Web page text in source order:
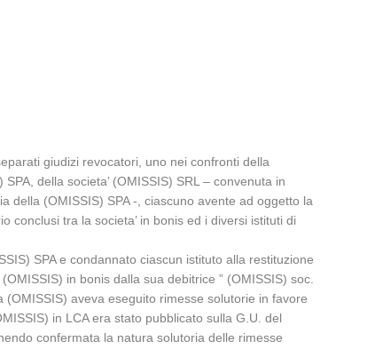
giudizi revocatori, uno nei confronti della
della societa’ (OMISSIS) SRL – convenuta in
della (OMISSIS) SPA -, ciascuno avente ad oggetto la
tra la societa’ in bonis ed i diversi istituti di
SPA e condannato ciascun istituto alla restituzione
in bonis dalla sua debitrice ” (OMISSIS) soc.
aveva eseguito rimesse solutorie in favore
in LCA era stato pubblicato sulla G.U. del
confermata la natura solutoria delle rimesse